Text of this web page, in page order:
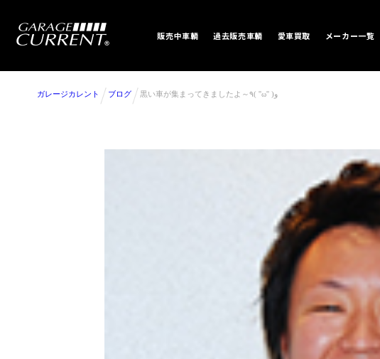
販売中車輌 過去販売車輌 愛車買取 メーカー一覧
ガレージカレント ブログ 黒い車が集まってきましたよ～٩( ''ω'' )و